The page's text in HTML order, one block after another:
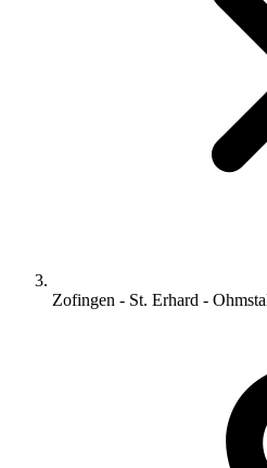
Zofingen - St. Erhard -